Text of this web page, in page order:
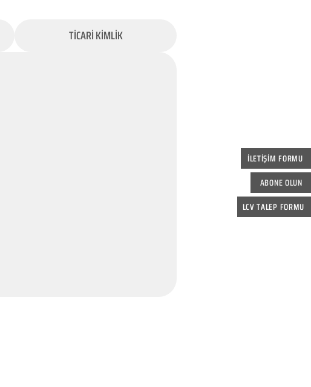
İLETİŞİM FORMU
ABONE OLUN
LCV TALEP FORMU
TİCARİ KİMLİK